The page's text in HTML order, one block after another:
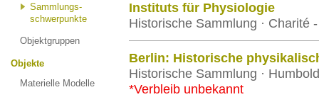
Sammlungs-
schwerpunkte
Objektgruppen
Objekte
Materielle Modelle
Instituts für Physiologie
Historische Sammlung · Charité
Berlin: Historische
Historische Sammlung ·
*Verbleib unbekannt